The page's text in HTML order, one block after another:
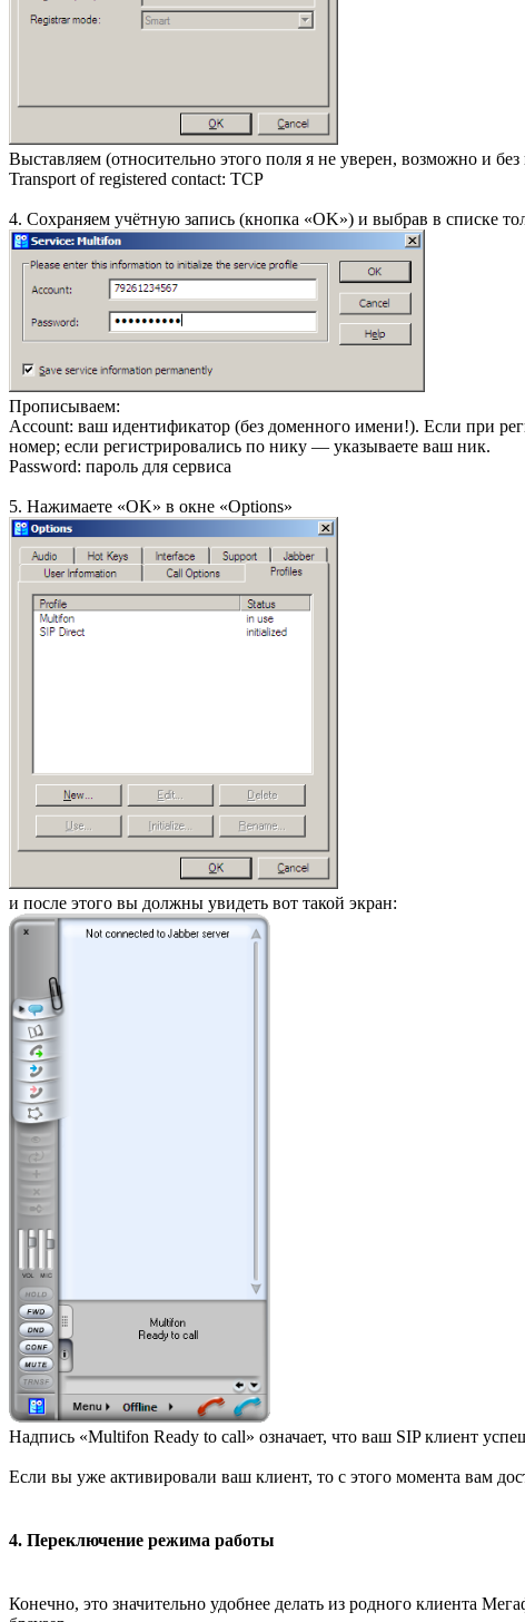
Выставляем (относительно этого поля я не уверен, возможно и без
Transport of registered contact: TCP
4. Сохраняем учётную запись (кнопка «OK») и выбрав в списке
Прописываем:
Account: ваш идентификатор (без доменного имени!). Если при
номер; если регистрировались по нику — указываете ваш ник.
Password: пароль для сервиса
5. Нажимаете «OK» в окне «Options»
и после этого вы должны увидеть вот такой экран:
Надпись «Multifon Ready to call» означает, что ваш SIP клиент
Если вы уже активировали ваш клиент, то с этого момента вам
4. Переключение режима работы
Конечно, это значительно удобнее делать из родного клиента